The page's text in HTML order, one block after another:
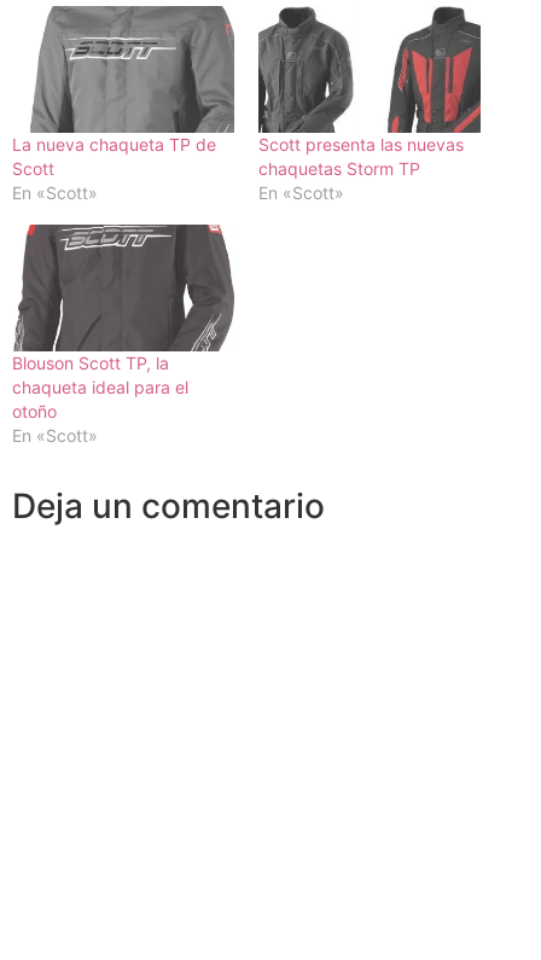
La nueva chaqueta TP de
Scott
En «Scott»
Scott presenta las nuevas
chaquetas Storm TP
En «Scott»
Blouson Scott TP, la
chaqueta ideal para el
otoño
En «Scott»
Deja un comentario